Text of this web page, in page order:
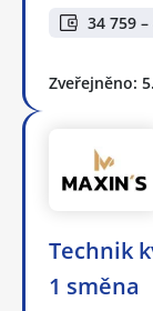
34 759
Zveřejněno:
Technik
1 směna